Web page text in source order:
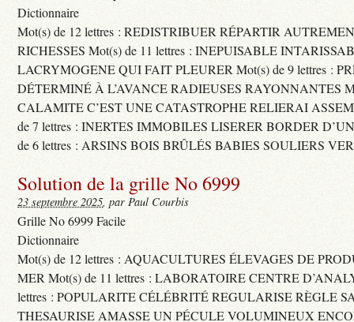
Dictionnaire
Mot(s) de 12 lettres : REDISTRIBUER RÉPARTIR
RICHESSES Mot(s) de 11 lettres : INEPUISABLE
LACRYMOGENE QUI FAIT PLEURER Mot(s) de 9 lettres :
DÉTERMINÉ À L’AVANCE RADIEUSES RAYONNANTES
CALAMITE C’EST UNE CATASTROPHE RELIERAI
de 7 lettres : INERTES IMMOBILES LISERER BORDER
de 6 lettres : ARSINS BOIS BRÛLÉS BABIES SOULIERS
Solution de la grille No 6999
23 septembre 2025, par Paul Courbis
Grille No 6999 Facile
Dictionnaire
Mot(s) de 12 lettres : AQUACULTURES ÉLEVAGES DE
MER Mot(s) de 11 lettres : LABORATOIRE CENTRE
lettres : POPULARITE CÉLÉBRITÉ REGULARISE RÈGLE
THESAURISE AMASSE UN PÉCULE VOLUMINEUX